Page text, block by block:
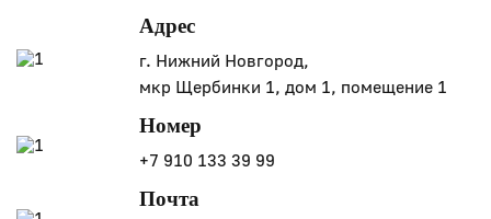
Адрес
г. Нижний Новгород,
мкр Щербинки 1, дом 1, помещение 1
Номер
+7 910 133 39 99
Почта